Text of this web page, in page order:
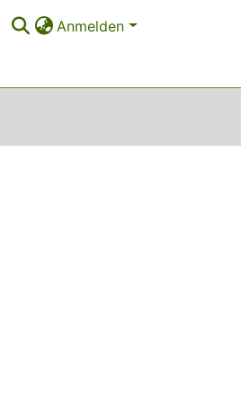
Anmelden